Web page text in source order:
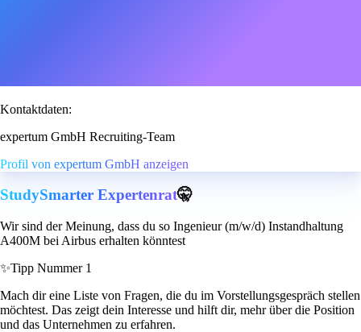
Kontaktdaten:
expertum GmbH Recruiting-Team
Profil von expertum GmbH anzeigen
StudySmarter Expertenrat🤫
Wir sind der Meinung, dass du so Ingenieur (m/w/d) Instandhaltung
A400M bei Airbus erhalten könntest
✨Tipp Nummer 1
Mach dir eine Liste von Fragen, die du im Vorstellungsgespräch stellen
möchtest. Das zeigt dein Interesse und hilft dir, mehr über die Position
und das Unternehmen zu erfahren.